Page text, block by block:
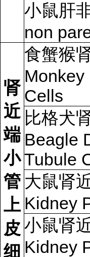
小鼠肝
non
肾
近
端
小
管
上
皮
细
食蟹猴
Monkey
Cells
比格犬
Beagle
Tubule
大鼠肾
Kidney
小鼠肾
Kidney